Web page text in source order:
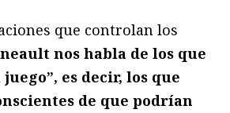
que controlan los
nos habla de los que
es decir, los que
de que podrían